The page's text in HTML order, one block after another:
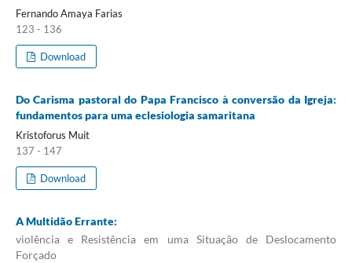
Fernando Amaya Farias
123 - 136
Download
Do Carisma pastoral do Papa Francisco à conversão da Igreja:
fundamentos para uma eclesiologia samaritana
Kristoforus Muit
137 - 147
Download
A Multidão Errante:
violência e Resistência em uma Situação de Deslocamento
Forçado